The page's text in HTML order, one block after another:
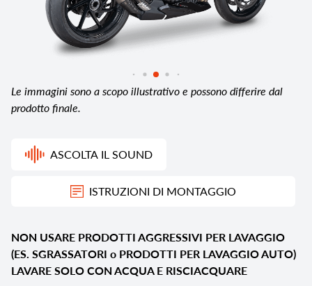
Le immagini sono a scopo illustrativo e possono differire dal
prodotto finale.
ASCOLTA IL SOUND
ISTRUZIONI DI MONTAGGIO
NON USARE PRODOTTI AGGRESSIVI PER LAVAGGIO
(ES. SGRASSATORI o PRODOTTI PER LAVAGGIO AUTO)
LAVARE SOLO CON ACQUA E RISCIACQUARE